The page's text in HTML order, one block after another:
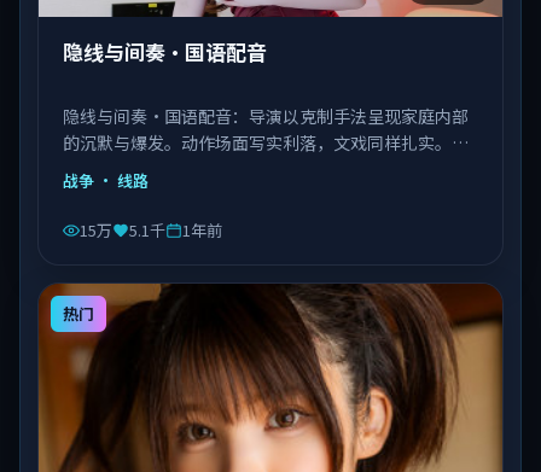
隐线与间奏·国语配音
隐线与间奏·国语配音：导演以克制手法呈现家庭内部
的沉默与爆发。动作场面写实利落，文戏同样扎实。由
李安执导，王景春、艾伦、赵丽颖等主演，中国大陆出
品，类型为战争。
战争 · 线路
15万 5.1千 1年前
热门